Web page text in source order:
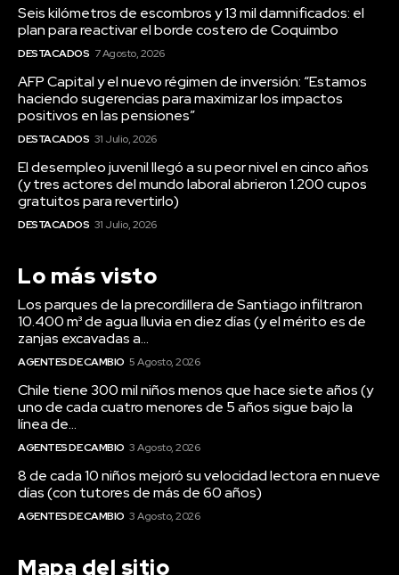
Seis kilómetros de escombros y 13 mil damnificados: el
plan para reactivar el borde costero de Coquimbo
DESTACADOS 7 Agosto, 2026
AFP Capital y el nuevo régimen de inversión: “Estamos
haciendo sugerencias para maximizar los impactos
positivos en las pensiones”
DESTACADOS 31 Julio, 2026
El desempleo juvenil llegó a su peor nivel en cinco años
(y tres actores del mundo laboral abrieron 1.200 cupos
gratuitos para revertirlo)
DESTACADOS 31 Julio, 2026
Lo más visto
Los parques de la precordillera de Santiago infiltraron
10.400 m³ de agua lluvia en diez días (y el mérito es de
zanjas excavadas a...
AGENTES DE CAMBIO 5 Agosto, 2026
Chile tiene 300 mil niños menos que hace siete años (y
uno de cada cuatro menores de 5 años sigue bajo la
línea de...
AGENTES DE CAMBIO 3 Agosto, 2026
8 de cada 10 niños mejoró su velocidad lectora en nueve
días (con tutores de más de 60 años)
AGENTES DE CAMBIO 3 Agosto, 2026
Mapa del sitio